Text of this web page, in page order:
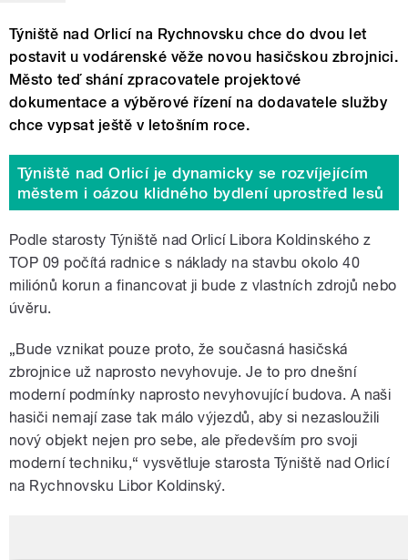
Týniště nad Orlicí na Rychnovsku chce do dvou let
postavit u vodárenské věže novou hasičskou zbrojnici.
Město teď shání zpracovatele projektové
dokumentace a výběrové řízení na dodavatele služby
chce vypsat ještě v letošním roce.
Týniště nad Orlicí je dynamicky se rozvíjejícím
městem i oázou klidného bydlení uprostřed lesů
Podle starosty Týniště nad Orlicí Libora Koldinského z
TOP 09 počítá radnice s náklady na stavbu okolo 40
miliónů korun a financovat ji bude z vlastních zdrojů nebo
úvěru.
„Bude vznikat pouze proto, že současná hasičská
zbrojnice už naprosto nevyhovuje. Je to pro dnešní
moderní podmínky naprosto nevyhovující budova. A naši
hasiči nemají zase tak málo výjezdů, aby si nezasloužili
nový objekt nejen pro sebe, ale především pro svoji
moderní techniku,“ vysvětluje starosta Týniště nad Orlicí
na Rychnovsku Libor Koldinský.